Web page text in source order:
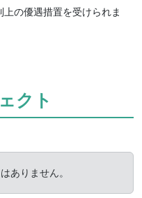
の優遇措置を受けられま
クト
ありません。